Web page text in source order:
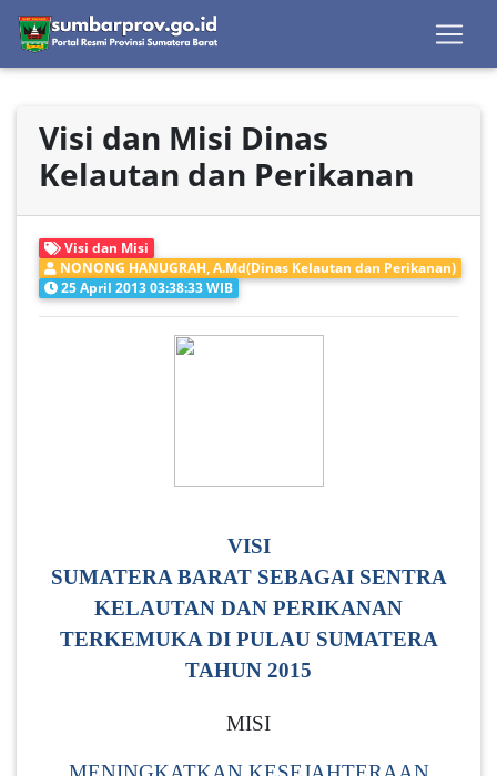
Visi dan Misi Dinas
Kelautan dan Perikanan
Visi dan Misi
NONONG HANUGRAH, A.Md(Dinas Kelautan dan Perikanan)
25 April 2013 03:38:33 WIB
VISI
SUMATERA BARAT SEBAGAI SENTRA
KELAUTAN DAN PERIKANAN
TERKEMUKA DI PULAU SUMATERA
TAHUN 2015
MISI